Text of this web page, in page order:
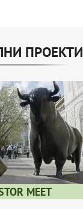
ПРОЕКТИ
MEET